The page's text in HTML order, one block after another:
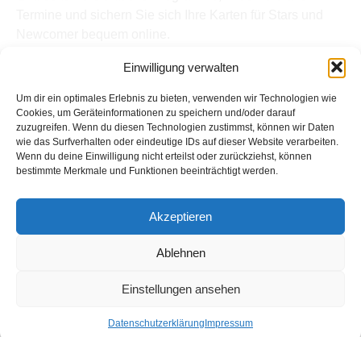
Einwilligung verwalten
Um dir ein optimales Erlebnis zu bieten, verwenden wir Technologien wie
Cookies, um Geräteinformationen zu speichern und/oder darauf
zuzugreifen. Wenn du diesen Technologien zustimmst, können wir Daten
wie das Surfverhalten oder eindeutige IDs auf dieser Website verarbeiten.
Wenn du deine Einwilligung nicht erteilst oder zurückziehst, können
bestimmte Merkmale und Funktionen beeinträchtigt werden.
Akzeptieren
Ablehnen
Einstellungen ansehen
Datenschutzerklärung Impressum
Termine
Kabarettisten
Spielorte
Top Links
Kabarettisten in Österreich: Aktuelle Stars & Programme
Kontakt